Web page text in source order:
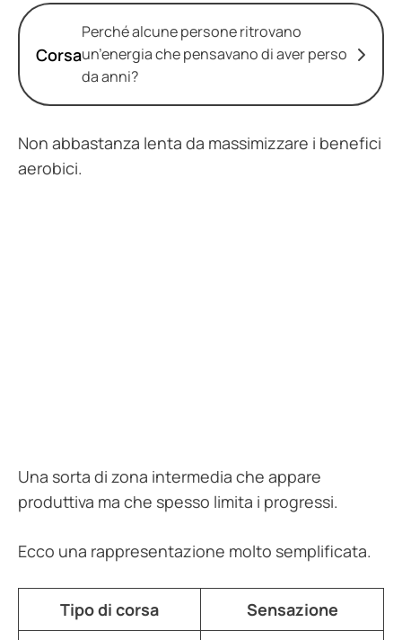
Corsa
Perché alcune persone ritrovano
un’energia che pensavano di aver perso
da anni?
Non abbastanza lenta da massimizzare i benefici
aerobici.
Una sorta di zona intermedia che appare
produttiva ma che spesso limita i progressi.
Ecco una rappresentazione molto semplificata.
Tipo di corsa
Sensazione